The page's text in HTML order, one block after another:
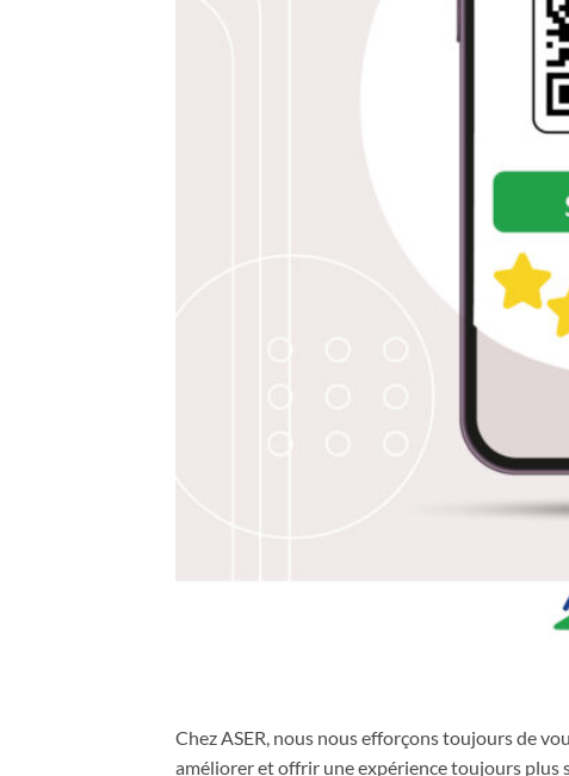
Chez ASER, nous nous efforçons toujours de
améliorer et offrir une expérience toujours plus